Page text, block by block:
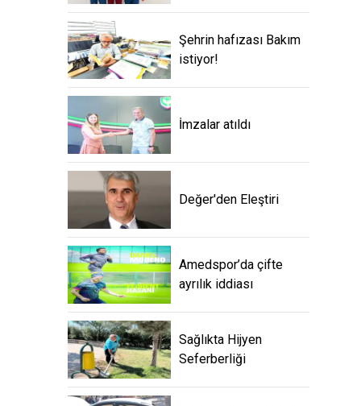
Şehrin hafızası Bakım
istiyor!
İmzalar atıldı
Değer'den Eleştiri
Amedspor’da çifte
ayrılık iddiası
Sağlıkta Hijyen
Seferberliği